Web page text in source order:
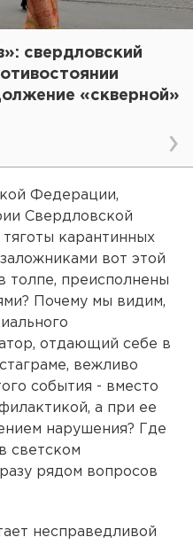
свердловский
«скверной»
Федерации,
Свердловской
карантинных
вот этой
толпе, преисполнены
Почему мы видим,
отдающий себе в
вежливо
события - вместо
а при ее
нарушения? Где
светском
рядом вопросов
несправедливой